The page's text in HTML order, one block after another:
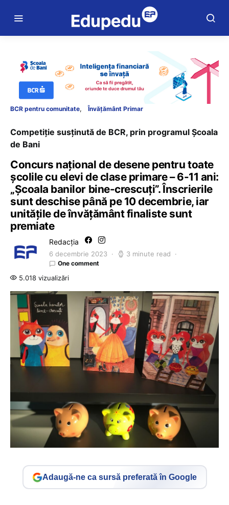
BCR pentru comunitate Învățământ Primar
Competiție susținută de BCR, prin programul Școala
de Bani
Concurs național de desene pentru toate
școlile cu elevi de clase primare – 6-11 ani:
„Școala banilor bine-crescuți”. Înscrierile
sunt deschise până pe 10 decembrie, iar
unitățile de învățământ finaliste sunt
premiate
Redacția
6 decembrie 2023 3 minute read
One comment
5.018 vizualizări
Adaugă-ne ca sursă preferată în Google